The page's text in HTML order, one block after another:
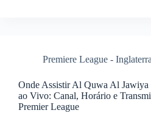
Premiere League - Inglaterra
Onde Assistir Al Quwa Al
ao Vivo: Canal, Horário e
Premier League